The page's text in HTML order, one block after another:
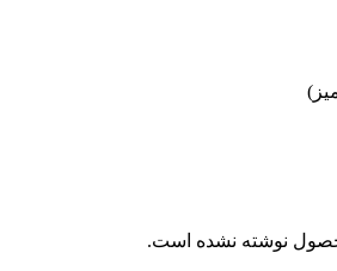
نوشته نشده است.